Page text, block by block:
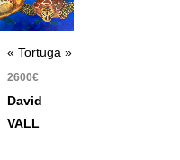
« Tortuga »
2600€
David
VALL